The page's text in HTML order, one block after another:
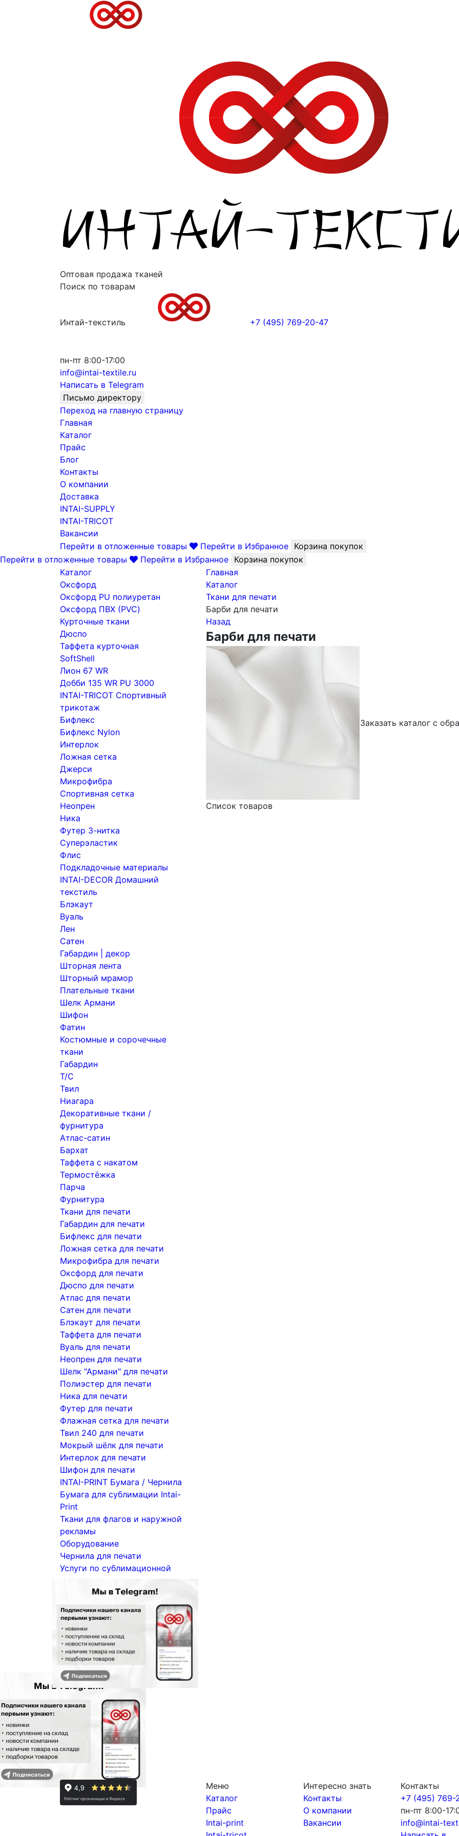
Оптовая продажа тканей
Поиск по товарам
Интай-текстиль +7 (495) 769-20-47
пн-пт 8:00-17:00
info@intai-textile.ru
Написать в Telegram
Письмо директору
Переход на главную страницу
Главная
Каталог
Прайс
Блог
Контакты
О компании
Доставка
INTAI-SUPPLY
INTAI-TRICOT
Вакансии
Перейти в отложенные товары
Перейти в Избранное Корзина покупок
Перейти в отложенные товары
Перейти в Избранное Корзина покупок
Каталог
Оксфорд
Оксфорд PU полиуретан
Оксфорд ПВХ (PVC)
Курточные ткани
Дюспо
Таффета курточная
SoftShell
Лион 67 WR
Добби 135 WR PU 3000
INTAI-TRICOT Спортивный
трикотаж
Бифлекс
Бифлекс Nylon
Интерлок
Ложная сетка
Джерси
Микрофибра
Спортивная сетка
Неопрен
Ника
Футер 3-нитка
Суперэластик
Флис
Подкладочные материалы
INTAI-DECOR Домашний
текстиль
Блэкаут
Вуаль
Лен
Сатен
Габардин | декор
Шторная лента
Шторный мрамор
Плательные ткани
Шелк Армани
Шифон
Фатин
Костюмные и сорочечные
ткани
Габардин
Т/С
Твил
Ниагара
Декоративные ткани /
фурнитура
Атлас-сатин
Бархат
Таффета с накатом
Термостёжка
Парча
Фурнитура
Ткани для печати
Габардин для печати
Бифлекс для печати
Ложная сетка для печати
Микрофибра для печати
Оксфорд для печати
Дюспо для печати
Атлас для печати
Сатен для печати
Блэкаут для печати
Таффета для печати
Вуаль для печати
Неопрен для печати
Шелк "Армани" для печати
Полиэстер для печати
Ника для печати
Футер для печати
Флажная сетка для печати
Твил 240 для печати
Мокрый шёлк для печати
Интерлок для печати
Шифон для печати
INTAI-PRINT Бумага / Чернила
Бумага для сублимации Intai-
Print
Ткани для флагов и наружной
рекламы
Оборудование
Чернила для печати
Услуги по сублимационной
Главная
Каталог
Ткани для печати
Барби для печати
Назад
Барби для печати
Заказать каталог с
Список товаров
Меню
Каталог
Прайс
Intai-print
Интересно знать
Контакты
О компании
Вакансии
Контакты
+7 (495) 769-
пн-пт 8:00-
info@intai-